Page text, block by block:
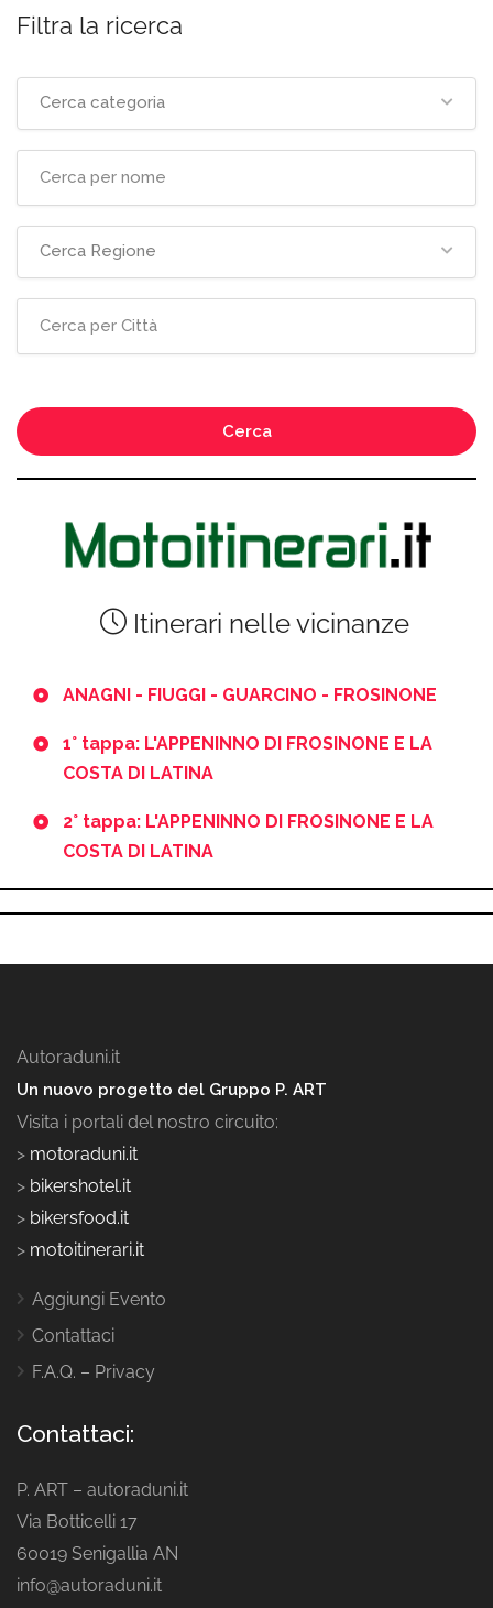
Filtra la ricerca
Cerca categoria
Cerca Regione
Cerca
Itinerari nelle vicinanze
ANAGNI - FIUGGI - GUARCINO - FROSINONE
1° tappa: L'APPENINNO DI FROSINONE E LA
COSTA DI LATINA
2° tappa: L'APPENINNO DI FROSINONE E LA
COSTA DI LATINA
Autoraduni.it
Un nuovo progetto del Gruppo P. ART
Visita i portali del nostro circuito:
> motoraduni.it
> bikershotel.it
> bikersfood.it
> motoitinerari.it
Aggiungi Evento
Contattaci
F.A.Q. – Privacy
Contattaci:
P. ART – autoraduni.it
Via Botticelli 17
60019 Senigallia AN
info@autoraduni.it